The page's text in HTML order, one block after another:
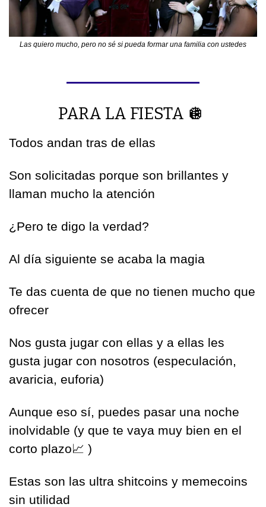
Las quiero mucho, pero no sé si pueda formar una familia con ustedes
PARA LA FIESTA 🪩
Todos andan tras de ellas
Son solicitadas porque son brillantes y
llaman mucho la atención
¿Pero te digo la verdad?
Al día siguiente se acaba la magia
Te das cuenta de que no tienen mucho que
ofrecer
Nos gusta jugar con ellas y a ellas les
gusta jugar con nosotros (especulación,
avaricia, euforia)
Aunque eso sí, puedes pasar una noche
inolvidable (y que te vaya muy bien en el
corto plazo📈 )
Estas son las ultra shitcoins y memecoins
sin utilidad